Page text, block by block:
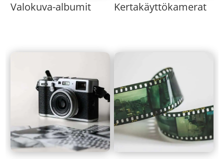
Valokuva-albumit Kertakäyttökamerat